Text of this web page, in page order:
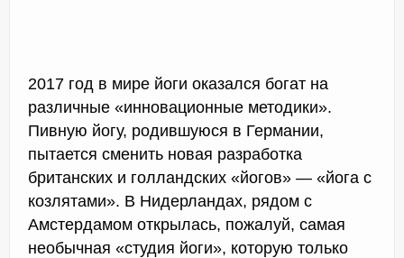
2017 год в мире йоги оказался богат на
различные «инновационные методики».
Пивную йогу, родившуюся в Германии,
пытается сменить новая разработка
британских и голландских «йогов» — «йога с
козлятами». В Нидерландах, рядом с
Амстердамом открылась, пожалуй, самая
необычная «студия йоги», которую только